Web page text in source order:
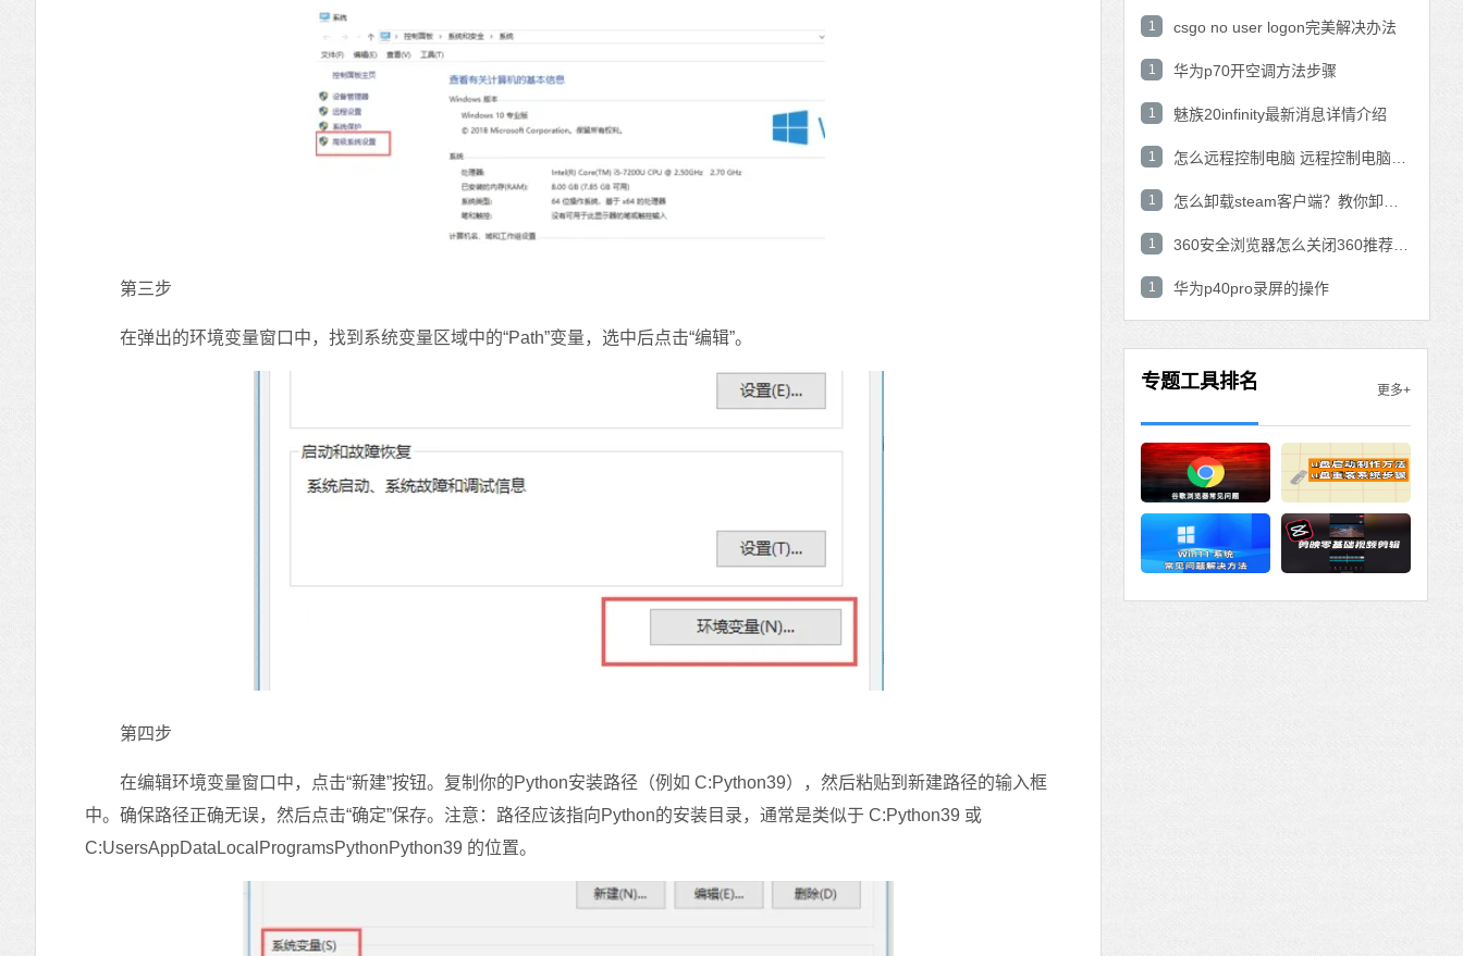
第三步
在弹出的环境变量窗口中，找到系统变量区域中的“Path”变量，选中后点击“编辑”。
第四步
在编辑环境变量窗口中，点击“新建”按钮。复制你的Python安装路径（例如 C:Python39），然后粘贴到新建路径的输入框
中。确保路径正确无误，然后点击“确定”保存。注意：路径应该指向Python的安装目录，通常是类似于 C:Python39 或
C:UsersAppDataLocalProgramsPythonPython39 的位置。
1 csgo no user logon完美解决办法
1 华为p70开空调方法步骤
1 魅族20infinity最新消息详情介绍
1
1
1
1 华为p40pro录屏的操作
专题工具排名 更多+